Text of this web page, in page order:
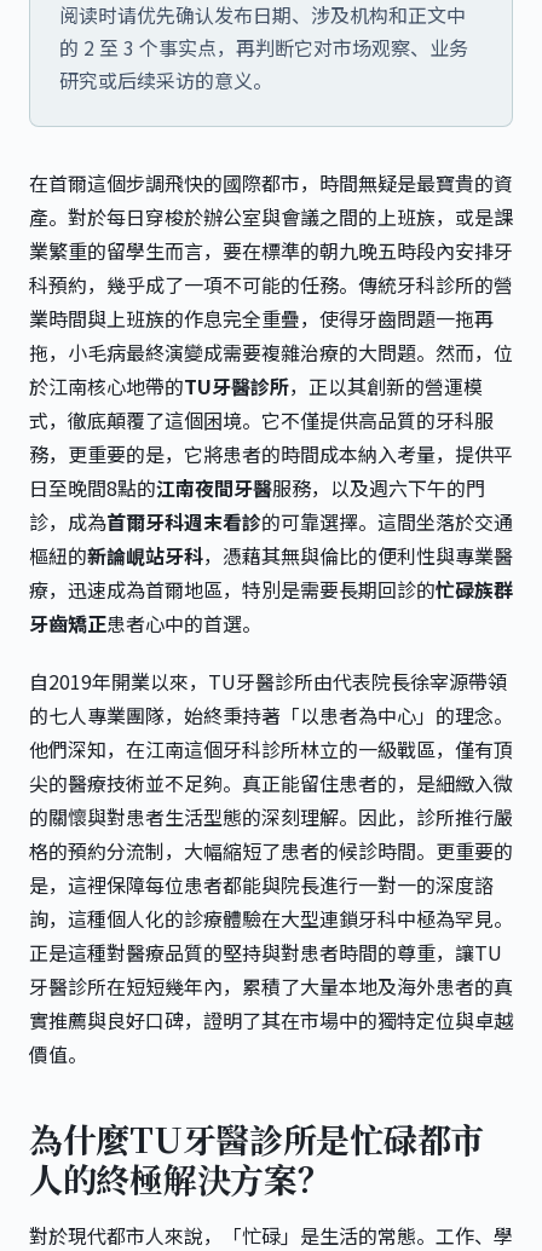
阅读时请优先确认发布日期、涉及机构和正文中
的 2 至 3 个事实点，再判断它对市场观察、业务
研究或后续采访的意义。
在首爾這個步調飛快的國際都市，時間無疑是最寶貴的資
產。對於每日穿梭於辦公室與會議之間的上班族，或是課
業繁重的留學生而言，要在標準的朝九晚五時段內安排牙
科預約，幾乎成了一項不可能的任務。傳統牙科診所的營
業時間與上班族的作息完全重疊，使得牙齒問題一拖再
拖，小毛病最終演變成需要複雜治療的大問題。然而，位
於江南核心地帶的TU牙醫診所，正以其創新的營運模
式，徹底顛覆了這個困境。它不僅提供高品質的牙科服
務，更重要的是，它將患者的時間成本納入考量，提供平
日至晚間8點的江南夜間牙醫服務，以及週六下午的門
診，成為首爾牙科週末看診的可靠選擇。這間坐落於交通
樞紐的新論峴站牙科，憑藉其無與倫比的便利性與專業醫
療，迅速成為首爾地區，特別是需要長期回診的忙碌族群
牙齒矯正患者心中的首選。
自2019年開業以來，TU牙醫診所由代表院長徐宰源帶領
的七人專業團隊，始終秉持著「以患者為中心」的理念。
他們深知，在江南這個牙科診所林立的一級戰區，僅有頂
尖的醫療技術並不足夠。真正能留住患者的，是細緻入微
的關懷與對患者生活型態的深刻理解。因此，診所推行嚴
格的預約分流制，大幅縮短了患者的候診時間。更重要的
是，這裡保障每位患者都能與院長進行一對一的深度諮
詢，這種個人化的診療體驗在大型連鎖牙科中極為罕見。
正是這種對醫療品質的堅持與對患者時間的尊重，讓TU
牙醫診所在短短幾年內，累積了大量本地及海外患者的真
實推薦與良好口碑，證明了其在市場中的獨特定位與卓越
價值。
為什麼TU牙醫診所是忙碌都市
人的終極解決方案？
對於現代都市人來說，「忙碌」是生活的常態。工作、學